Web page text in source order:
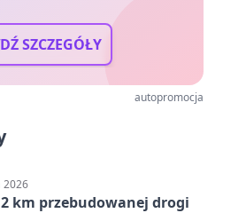
SZCZEGÓŁY
autopromocja
2026
km przebudowanej drogi